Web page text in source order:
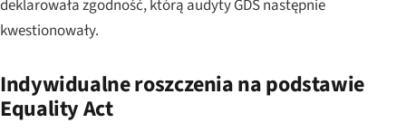
deklarowała zgodność, którą audyty GDS następnie
kwestionowały.
Indywidualne roszczenia na podstawie
Equality Act